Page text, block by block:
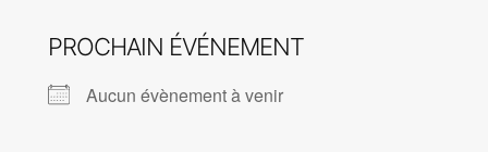
PROCHAIN ÉVÉNEMENT
Aucun évènement à venir